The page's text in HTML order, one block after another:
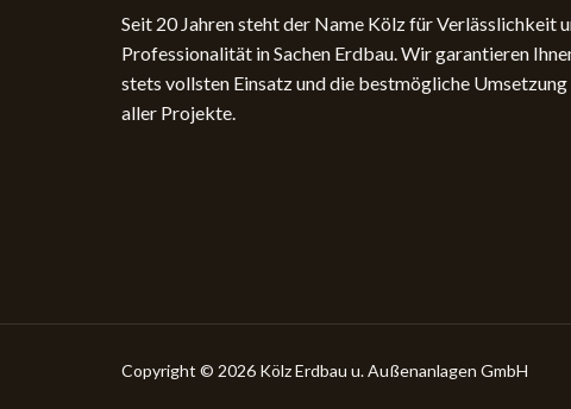
Seit 20 Jahren steht der Name Kölz für Verlässlichkeit
­Professionalität in Sachen Erdbau. Wir garantieren
stets ­vollsten Einsatz und die bestmögliche Umsetzung
aller Projekte.
Copyright © 2026 Kölz Erdbau u. Außenanlagen GmbH